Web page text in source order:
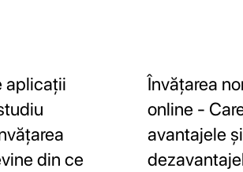
aplicații
din ce
Învățarea
online -
avantajele și